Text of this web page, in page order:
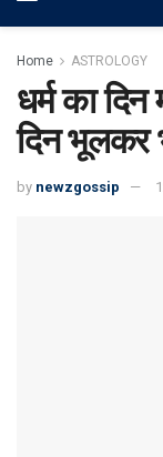
Home ASTROLOGY
धर्म का
दिन भूलकर
by newzgossip